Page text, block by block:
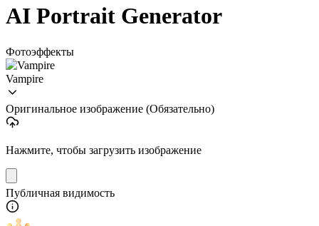
AI Portrait Generator
Фотоэффекты
Vampire
Оригинальное изображение (Обязательно)
Нажмите, чтобы загрузить изображение
Публичная видимость